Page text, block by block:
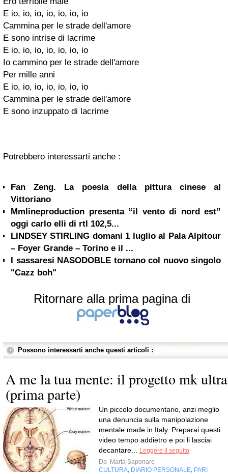
E io, io, io, io, io, io, io
Cammina per le strade dell'amore
E sono intrise di lacrime
E io, io, io, io, io, io, io
Io cammino per le strade dell'amore
Per mille anni
E io, io, io, io, io, io, io
Cammina per le strade dell'amore
E sono inzuppato di lacrime
Potrebbero interessarti anche :
Fan Zeng. La poesia della pittura cinese al
Vittoriano
Mmlineproduction presenta “il vento di nord est”
oggi carlo elli di rtl 102,5...
LINDSEY STIRLING domani 1 luglio al Pala Alpitour
– Foyer Grande – Torino e il ...
I sassaresi NASODOBLE tornano col nuovo singolo
"Cazz boh"
Ritornare alla prima pagina di
Possono interessarti anche questi articoli :
A me la tua mente: il progetto mk ultra
(prima parte)
Un piccolo documentario, anzi meglio
una denuncia sulla manipolazione
mentale made in Italy. Preparai questi
video tempo addietro e poi li lasciai
decantare...
Leggere il seguito
Da Marta Saponaro
CULTURA DIARIO PERSONALE PARI